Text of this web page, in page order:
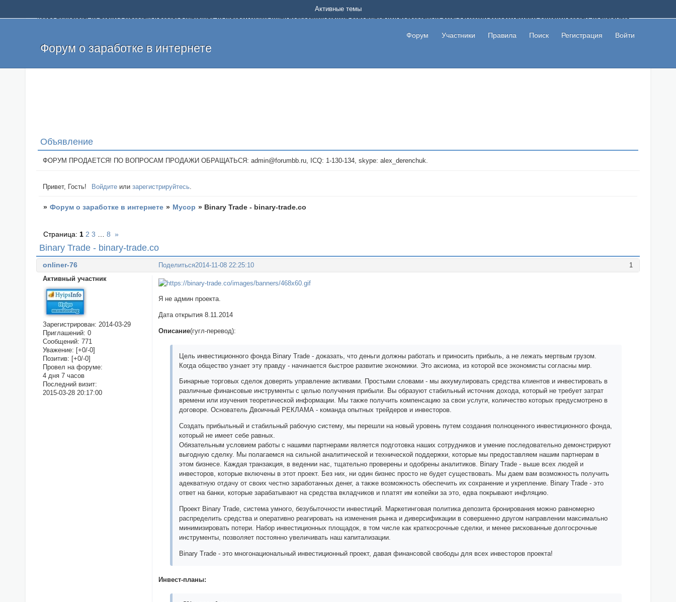
Добро пожаловать на форум о заработке и работе в интернете, на котором можно найти подходящий вариант дополнительной подработки на дому с высоким доходом помимо основной работы, не вкладывая
и оставлять свои отзывы. Если вы знаете, что определенный проект или сайт не платит, то указывайте в теме что это лохотрон, чтобы другие пользователи не попались на развод. Вы сможете начать зарабатывать
легкие деньги без вложений и регистрации уже сегодня. Создавайте новые темы, размещайте объявления со своими пригласительными ссылками и первая прибыль не заставит себя долго ждать.
Форум о заработке в интернете
Форум Участники Правила Поиск Регистрация Войти
Активные темы
Объявление
ФОРУМ ПРОДАЕТСЯ! ПО ВОПРОСАМ ПРОДАЖИ ОБРАЩАТЬСЯ: admin@forumbb.ru, ICQ: 1-130-134, skype: alex_derenchuk.
Привет, Гость! Войдите илизарегистрируйтесь.
» Форум о заработке в интернете » Мусор » Binary Trade - binary-trade.co
Binary Trade - binary-trade.co
Страница: 1 2 3 8 »
Поделиться 1
2014-11-08 22:25:10
onliner-76
Активный участник
Зарегистрирован: 2014-03-29
Приглашений: 0
Сообщений: 771
Уважение: [+0/-0]
Позитив: [+0/-0]
Провел на форуме:
4 дня 7 часов
Последний визит:
2015-03-28 20:17:00
Я не админ проекта.
Дата открытия 8.11.2014
Описание(гугл-перевод):
Цель инвестиционного фонда Binary Trade - доказать, что деньги должны работать и приносить прибыль, а не лежать мертвым грузом.
Когда общество узнает эту правду - начинается быстрое развитие экономики. Это аксиома, из которой все экономисты согласны мир.
Бинарные торговых сделок доверять управление активами. Простыми словами - мы аккумулировать средства клиентов и инвестировать в
различные финансовые инструменты с целью получения прибыли. Вы образуют стабильный источник дохода, который не требует затрат
времени или изучения теоретической информации. Мы также получить компенсацию за свои услуги, количество которых предусмотрено в
договоре. Основатель Двоичный РЕКЛАМА - команда опытных трейдеров и инвесторов.
Создать прибыльный и стабильный рабочую систему, мы перешли на новый уровень путем создания полноценного инвестиционного фонда,
который не имеет себе равных.
Обязательным условием работы с нашими партнерами является подготовка наших сотрудников и умение последовательно демонстрируют
выгодную сделку. Мы полагаемся на сильной аналитической и технической поддержки, которые мы предоставляем нашим партнерам в
этом бизнесе. Каждая транзакция, в ведении нас, тщательно проверены и одобрены аналитиков. Binary Trade - выше всех людей и
инвесторов, которые включены в этот проект. Без них, ни один бизнес просто не будет существовать. Мы даем вам возможность получить
адекватную отдачу от своих честно заработанных денег, а также возможность обеспечить их сохранение и укрепление. Binary Trade - это
ответ на банки, которые зарабатывают на средства вкладчиков и платят им копейки за это, едва покрывают инфляцию.
Проект Binary Trade, система умного, безубыточности инвестиций. Маркетинговая политика депозита бронирования можно равномерно
распределить средства и оперативно реагировать на изменения рынка и диверсификации в совершенно другом направлении максимально
минимизировать потери. Набор инвестиционных площадок, в том числе как краткосрочные сделки, и менее рискованные долгосрочные
инструменты, позволяет постоянно увеличивать наш капитализации.
Binary Trade - это многонациональный инвестиционный проект, давая финансовой свободы для всех инвесторов проекта!
Инвест-планы: